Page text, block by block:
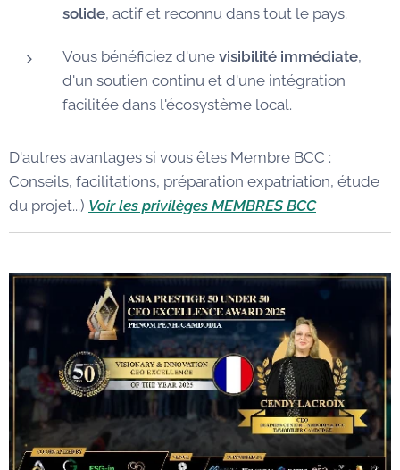
solide, actif et reconnu dans tout le pays.
Vous bénéficiez d'une visibilité immédiate,
d'un soutien continu et d'une intégration
facilitée dans l'écosystème local.
D'autres avantages si vous êtes Membre BCC :
Conseils, facilitations, préparation expatriation, étude
du projet...) Voir les privilèges MEMBRES BCC